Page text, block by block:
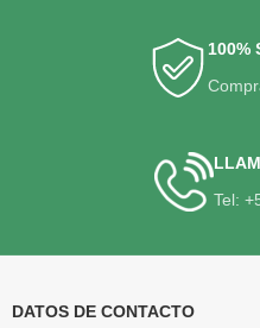
100%
Tel:
DATOS DE CONTACTO